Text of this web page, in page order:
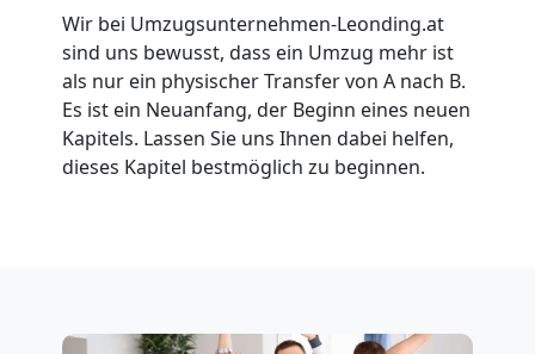
Wir bei Umzugsunternehmen-Leonding.at
sind uns bewusst, dass ein Umzug mehr ist
als nur ein physischer Transfer von A nach B.
Es ist ein Neuanfang, der Beginn eines neuen
Kapitels. Lassen Sie uns Ihnen dabei helfen,
dieses Kapitel bestmöglich zu beginnen.
Leonding
Fernumzug
Firmenumzug